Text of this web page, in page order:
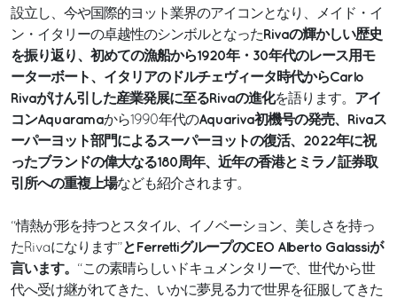
設立し、今や国際的ヨット業界のアイコンとなり、メイド・イ
ン・イタリーの卓越性のシンボルとなった Rivaの輝かしい歴史
を振り返り、初めての漁船から1920年・30年代のレース用モ
ーターボート、イタリアのドルチェヴィータ時代からCarlo
Rivaがけん引した産業発展に至るRivaの進化を語ります。 アイ
コンAquaramaから1990年代のAquariva初機号の発売、Rivaス
ーパーヨット部門によるスーパーヨットの復活、2022年に祝
ったブランドの偉大なる180周年、近年の香港とミラノ証券取
引所への重複上場なども紹介されます。
“情熱が形を持つとスタイル、イノベーション、美しさを持っ
たRivaになります”とFerrettiグループのCEO Alberto Galassiが
言います。
“この素晴らしいドキュメンタリーで、世代から世
代へ受け継がれてきた、いかに夢見る力で世界を征服してきた